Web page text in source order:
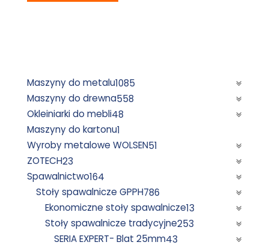
Maszyny do metalu1085
Maszyny do drewna558
Okleiniarki do mebli48
Maszyny do kartonu1
Wyroby metalowe WOLSEN51
ZOTECH23
Spawalnictwo164
Stoły spawalnicze GPPH786
Ekonomiczne stoły spawalnicze13
Stoły spawalnicze tradycyjne253
SERIA EXPERT- Blat 25mm43